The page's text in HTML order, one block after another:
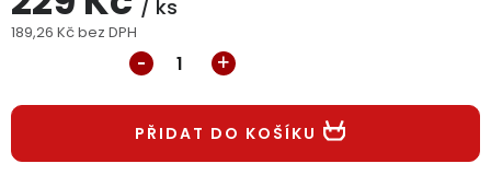
Reklamační formulář Odstoupení ve lhůtě 14 dní
Obchodní podmínky Reklamační řád
/ ks
189,26 Kč bez DPH
PŘIDAT DO KOŠÍKU